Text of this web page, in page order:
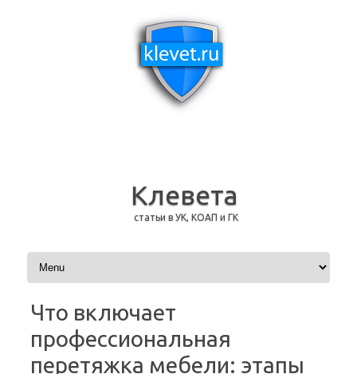
Клевета
статьи в УК, КОАП и ГК
Перейти к содержимому
Что включает
профессиональная
перетяжка мебели: этапы